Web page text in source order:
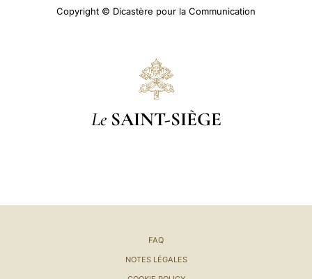
Copyright © Dicastère pour la Communication
Le SAINT-SIÈGE
FAQ
NOTES LÉGALES